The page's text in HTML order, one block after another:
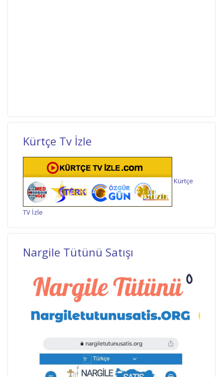
Kürtçe Tv İzle
Kürtçe
TV İzle
Nargile Tütünü Satışı